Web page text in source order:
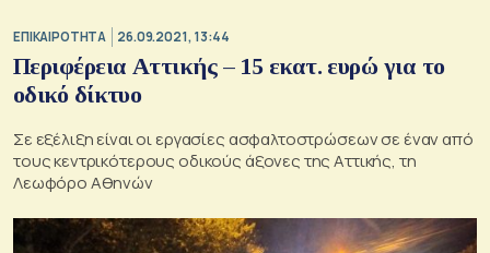
ΕΠΙΚΑΙΡΟΤΗΤΑ 26.09.2021, 13:44
Περιφέρεια Αττικής – 15 εκατ. ευρώ για το
οδικό δίκτυο
Σε εξέλιξη είναι οι εργασίες ασφαλτοστρώσεων σε έναν από
τους κεντρικότερους οδικούς άξονες της Αττικής, τη
Λεωφόρο Αθηνών